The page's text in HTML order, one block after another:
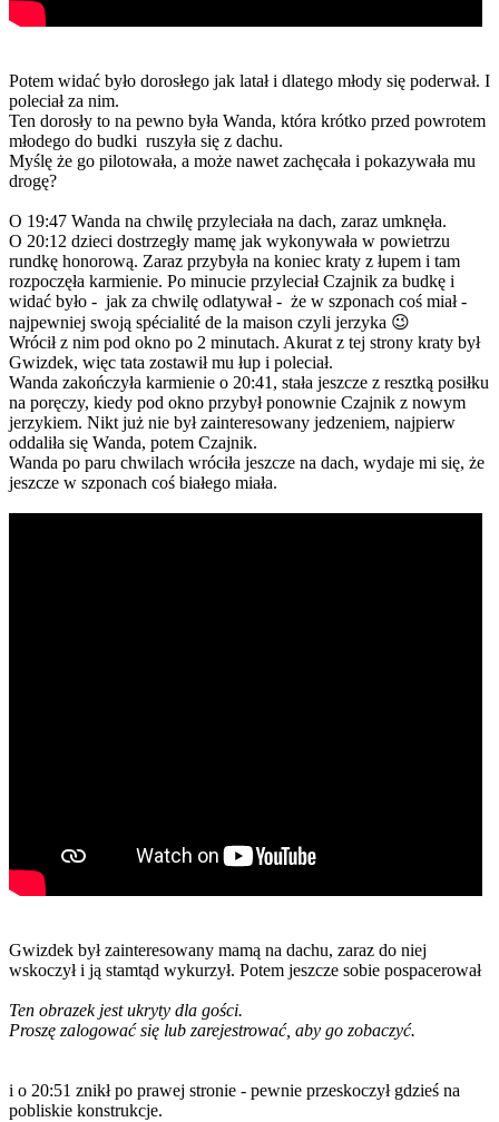
Potem widać było dorosłego jak latał i dlatego młody się poderwał. I
poleciał za nim.
Ten dorosły to na pewno była Wanda, która krótko przed powrotem
młodego do budki ruszyła się z dachu.
Myślę że go pilotowała, a może nawet zachęcała i pokazywała mu
drogę?
O 19:47 Wanda na chwilę przyleciała na dach, zaraz umknęła.
O 20:12 dzieci dostrzegły mamę jak wykonywała w powietrzu
rundkę honorową. Zaraz przybyła na koniec kraty z łupem i tam
rozpoczęła karmienie. Po minucie przyleciał Czajnik za budkę i
widać było - jak za chwilę odlatywał - że w szponach coś miał -
najpewniej swoją spécialité de la maison czyli jerzyka 😉
Wrócił z nim pod okno po 2 minutach. Akurat z tej strony kraty był
Gwizdek, więc tata zostawił mu łup i poleciał.
Wanda zakończyła karmienie o 20:41, stała jeszcze z resztką posiłku
na poręczy, kiedy pod okno przybył ponownie Czajnik z nowym
jerzykiem. Nikt już nie był zainteresowany jedzeniem, najpierw
oddaliła się Wanda, potem Czajnik.
Wanda po paru chwilach wróciła jeszcze na dach, wydaje mi się, że
jeszcze w szponach coś białego miała.
Gwizdek był zainteresowany mamą na dachu, zaraz do niej
wskoczył i ją stamtąd wykurzył. Potem jeszcze sobie pospacerował
Ten obrazek jest ukryty dla gości.
Proszę zalogować się lub zarejestrować, aby go zobaczyć.
i o 20:51 znikł po prawej stronie - pewnie przeskoczył gdzieś na
pobliskie konstrukcje.